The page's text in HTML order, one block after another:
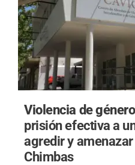
Violencia de
prisión efectiva a
agredir y
Chimbas